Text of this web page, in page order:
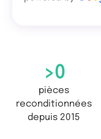
pièces
reconditionnées
depuis 2015
>0